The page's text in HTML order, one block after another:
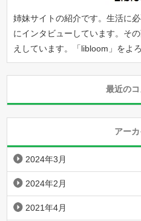
姉妹サイトの紹介です。生活に
にインタビューしています。そ
えしています。「libloom 」をよ
最近のコ
アー
2024年3月
2024年2月
2021年4月